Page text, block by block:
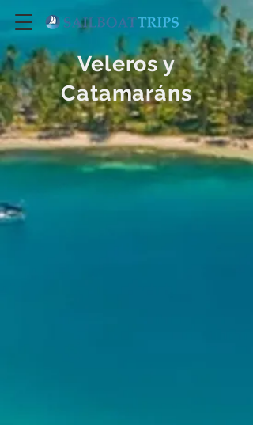
Veleros y
Catamaráns